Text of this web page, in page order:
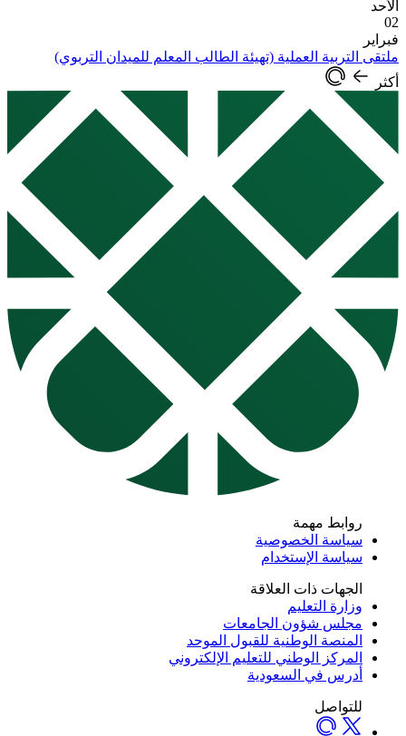
الأحد
02
فبراير
ملتقى التربية العملية (تهيئة الطالب المعلم للميدان التربوي)
أكثر
روابط مهمة
سياسة الخصوصية
سياسة الإستخدام
الجهات ذات العلاقة
وزارة التعليم
مجلس شؤون الجامعات
المنصة الوطنية للقبول الموحد
المركز الوطني للتعليم الإلكتروني
أدرس في السعودية
للتواصل